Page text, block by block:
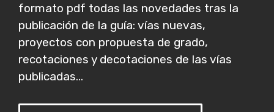
formato pdf todas las novedades tras la
publicación de la guía: vías nuevas,
proyectos con propuesta de grado,
recotaciones y decotaciones de las vías
publicadas...